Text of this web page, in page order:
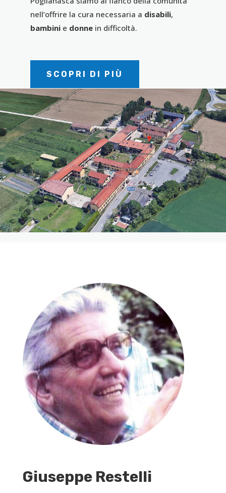
nell’offrire la cura necessaria a disabili,
bambini e donne in difficoltà.
SCOPRI DI PIÙ
Giuseppe Restelli